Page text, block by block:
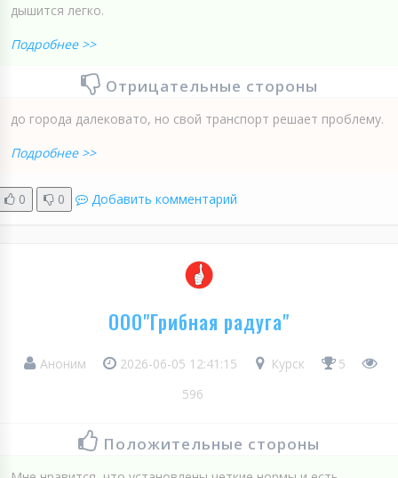
дышится легко.
Подробнее >>
Отрицательные стороны
до города далековато, но свой транспорт решает проблему.
Подробнее >>
0 0 Добавить комментарий
ООО"Грибная радуга"
Аноним 2026-06-05 12:41:15 Курск
5
596
Положительные стороны